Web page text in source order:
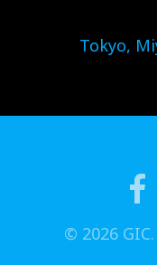
Tokyo,
© 2026